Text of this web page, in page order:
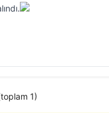
1)